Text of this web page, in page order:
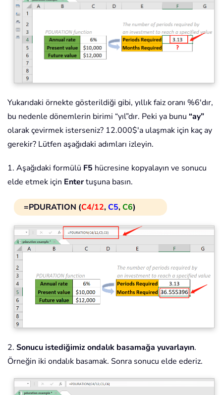
Yukarıdaki örnekte gösterildiği gibi, yıllık faiz oranı %6'dır,
bu nedenle dönemlerin birimi “yıl”dır. Peki ya bunu “ay”
olarak çevirmek isterseniz? 12.000$'a ulaşmak için kaç ay
gerekir? Lütfen aşağıdaki adımları izleyin.
1. Aşağıdaki formülü F5 hücresine kopyalayın ve sonucu
elde etmek için Entertuşuna basın.
=PDURATION (C4/12,C5,C6)
2. Sonucu istediğimiz ondalık basamağa yuvarlayın.
Örneğin iki ondalık basamak. Sonra sonucu elde ederiz.